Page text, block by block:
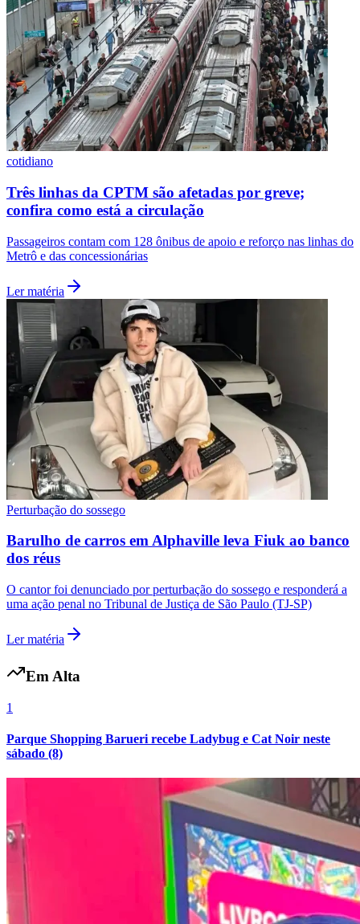
Santos
Flamengo
cotidiano
Três linhas da CPTM são afetadas por greve;
confira como está a circulação
Passageiros contam com 128 ônibus de apoio e reforço nas linhas do
Metrô e das concessionárias
Ler matéria
Perturbação do sossego
Barulho de carros em Alphaville leva Fiuk ao banco
dos réus
O cantor foi denunciado por perturbação do sossego e responderá a
uma ação penal no Tribunal de Justiça de São Paulo (TJ-SP)
Ler matéria
Em Alta
1
Parque Shopping Barueri recebe Ladybug e Cat Noir neste
sábado (8)